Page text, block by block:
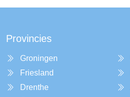
Provincies
Groningen
Friesland
Drenthe